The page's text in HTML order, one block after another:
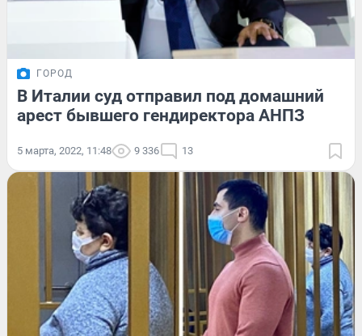
ГОРОД
В Италии суд отправил под домашний
арест бывшего гендиректора АНПЗ
5 марта, 2022, 11:48 9 336 13